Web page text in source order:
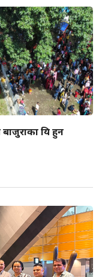
बाजुराका यि हुन